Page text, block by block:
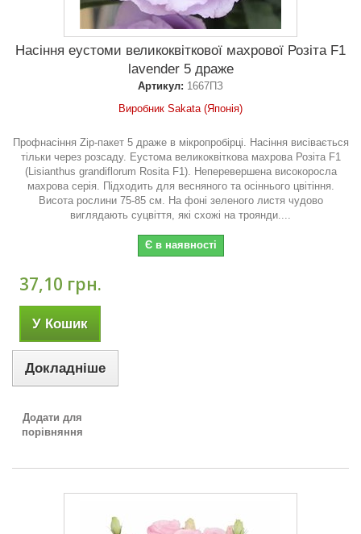
Насіння еустоми великоквіткової махрової Розіта F1
lavender 5 драже
Артикул: 1667ПЗ
Виробник Sakata (Японія)
Профнасіння Zip-пакет 5 драже в мікропробірці. Насіння висівається
тільки через розсаду. Еустома великоквіткова махрова Розіта F1
(Lisianthus grandiflorum Rosita F1). Неперевершена високоросла
махрова серія. Підходить для весняного та осіннього цвітіння.
Висота рослини 75-85 см. На фоні зеленого листя чудово
виглядають суцвіття, які схожі на троянди....
Є в наявності
37,10 грн.
У Кошик
Докладніше
Додати для
порівняння